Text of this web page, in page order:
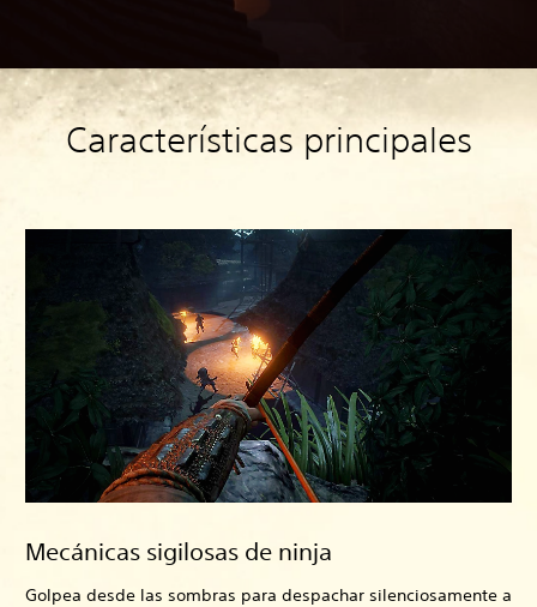
Características principales
Mecánicas sigilosas de ninja
Golpea desde las sombras para despachar silenciosamente a